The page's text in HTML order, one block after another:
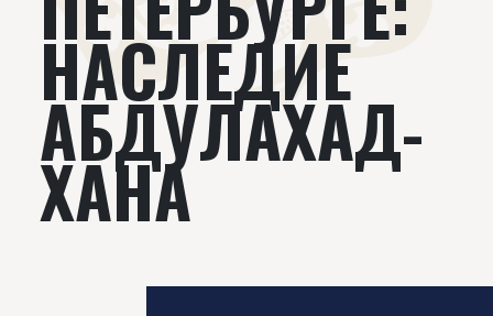
НАСЛЕДИЕ
АБДУЛАХАД-
ХАНА